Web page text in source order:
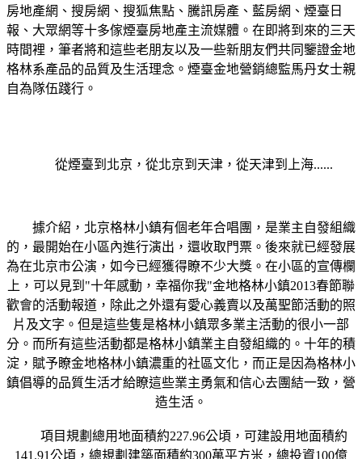
房地產網、搜房網、搜狐焦點、騰訊房產、藍房網、煙臺日
報、大眾網等十多傢煙臺房地產主流媒體。在即將到來的三天
時間裡，筆者將和這些老朋友以及一些新朋友們共同鑒證金地
格林系產品的品質及生活理念。煙臺金地營銷總監馬丹女士親
自為隊伍踐行。
從煙臺到北京，從北京到天津，從天津到上海......
據介紹，北京格林小鎮有個老年合唱團，是業主自發組織
的，最開始在小區內進行演出，還收取門票。後來就已經發展
為在北京市公演，如今已經獲得瞭不少大獎。在小區的宣傳欄
上，可以見到"十年感動，幸福你我"金地格林小鎮2013春節聯
歡會的活動報道，除此之外還有愛心義賣以及萬聖節活動的照
片及文字。但是這些隻是格林小鎮眾多業主活動的很小一部
分。而所有這些活動都是格林小鎮業主自發組織的。十年的積
淀，賦予瞭金地格林小鎮濃重的社區文化，而正是因為格林小
鎮倡導的品質生活才給瞭這些業主勇氣和信心去團結一致，營
造生活。
項目規劃總用地面積約227.96公頃，可建設用地面積約
141.91公頃，總規劃建築面積約300萬平方米，總投資100億